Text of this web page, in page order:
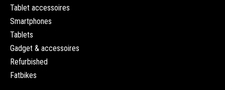
Tablet accessoires
Smartphones
Tablets
Gadget & accessoires
Refurbished
Fatbikes